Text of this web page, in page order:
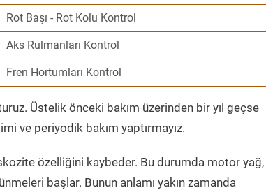
Rot Başı - Rot Kolu Kontrol
Aks Rulmanları Kontrol
Fren Hortumları Kontrol
Üstelik önceki bakım üzerinden bir yıl geçse
ve periyodik bakım yaptırmayız.
özelliğini kaybeder. Bu durumda motor yağ,
başlar. Bunun anlamı yakın zamanda